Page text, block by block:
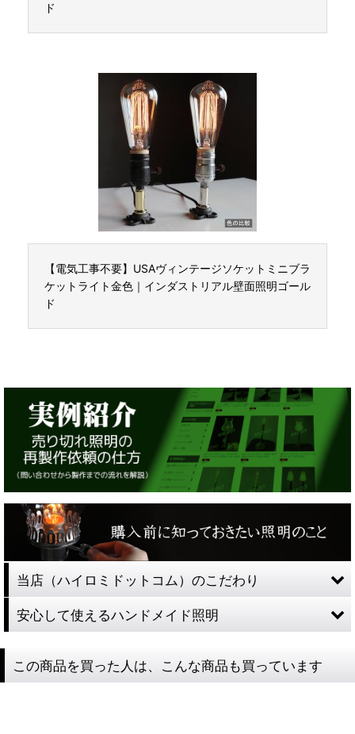
ド
【電気工事不要】USAヴィンテージソケットミニブラ
ケットライト金色｜インダストリアル壁面照明ゴール
ド
当店（ハイロミドットコム）のこだわり
安心して使えるハンドメイド照明
この商品を買った人は、こんな商品も買っています